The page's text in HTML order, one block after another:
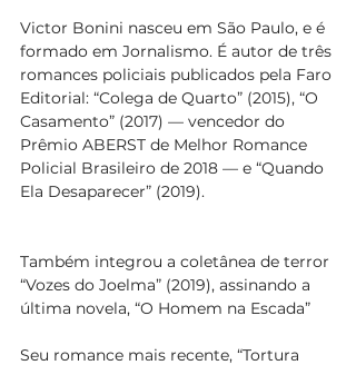
Victor Bonini nasceu em São Paulo, e é
formado em Jornalismo. É autor de três
romances policiais publicados pela Faro
Editorial: “Colega de Quarto” (2015), “O
Casamento” (2017) — vencedor do
Prêmio ABERST de Melhor Romance
Policial Brasileiro de 2018 — e “Quando
Ela Desaparecer” (2019).
Também integrou a coletânea de terror
“Vozes do Joelma” (2019), assinando a
última novela, “O Homem na Escada”
Seu romance mais recente, “Tortura